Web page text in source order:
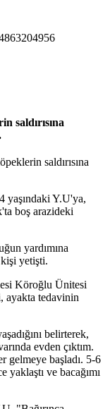
saldırısına
saldırısına
yaşındaki Y.U'ya,
boş arazideki
yardımına
yetişti.
Köroğlu Ünitesi
ayakta tedavinin
belirterek,
evden çıktım.
gelmeye başladı. 5-6
ve bacağımı